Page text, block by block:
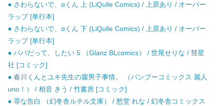
● さわらないで、αくん 上 (LiQulle Comics) / 上原あり / オーバー
ラップ [単行本]
● さわらないで、αくん 下 (LiQulle Comics) / 上原あり / オーバー
ラップ [単行本]
● パパだって、したい 5 （Glanz BLcomics） / 世尾せりな / 彗星
社 [コミック]
● 春川くんとユキ先生の腐男子事情。 （バンブーコミックス 麗人
uno！） / 相音 きう / 竹書房 [コミック]
● 罪な告白 （幻冬舎ルチル文庫） / 愁堂 れな / 幻冬舎コミックス